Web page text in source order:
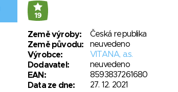
19
Země výroby:
Česká republika
Země původu:
neuvedeno
Výrobce:
VITANA, a.s.
Dodavatel:
neuvedeno
EAN:
8593837261680
Data ze dne:
27. 12. 2021